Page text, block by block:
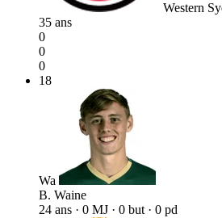
Western
35 ans
0
0
0
18
Wa
B. Waine
24 ans · 0 MJ · 0 but · 0 pd